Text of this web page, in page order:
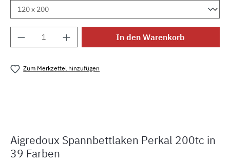
Produkt Anzahl: Gib den gewünschten
In den Warenkorb
Zum Merkzettel hinzufügen
Aigredoux Spannbettlaken Perkal 200tc in
39 Farben